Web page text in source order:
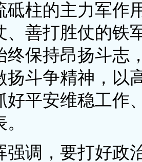
砥柱的主力军作
、善打胜仗的铁
终保持昂扬斗志
扬斗争精神，以
好平安维稳工作
调，要打好政